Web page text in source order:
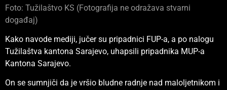
Foto: Tužilaštvo KS (Fotografija ne odražava stvarni
događaj)
Kako navode mediji, jučer su pripadnici FUP-a, a po nalogu
Tužilaštva kantona Sarajevo, uhapsili pripadnika MUP-a
Kantona Sarajevo.
On se sumnjiči da je vršio bludne radnje nad maloljetnikom i